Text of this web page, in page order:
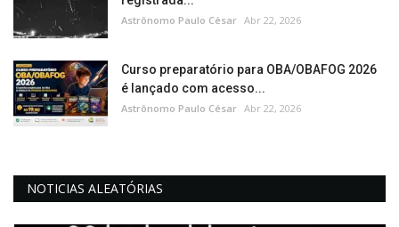
Astrônomo Paulo César Abr 22, 2026
Curso preparatório para OBA/OBAFOG 2026
é lançado com acesso...
Astrônomo Paulo César Abr 22, 2026
NOTICIAS ALEATÓRIAS